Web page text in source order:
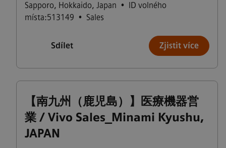
Sapporo, Hokkaido, Japan • ID volného
místa:513149 • Sales
Sdílet Zjistit více
【南九州（鹿児島）】医療機器営
業 / Vivo Sales_Minami Kyushu,
JAPAN